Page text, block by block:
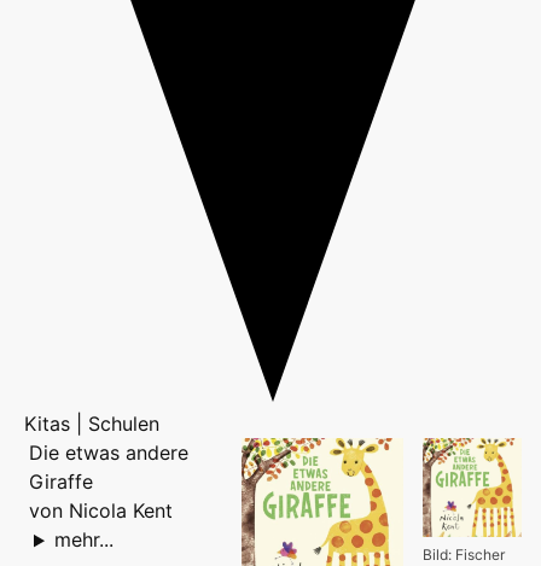
Kitas | Schulen
Bild: Fischer
Die etwas andere
Giraffe
von Nicola Kent
mehr...